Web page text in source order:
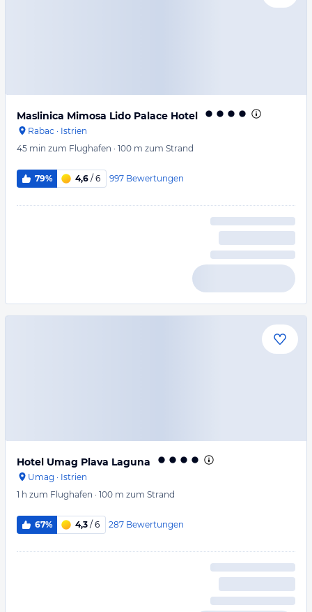
Maslinica Mimosa Lido Palace Hotel
Rabac · Istrien
45 min zum Flughafen · 100 m zum Strand
79% 4,6 / 6 997 Bewertungen
Hotel Umag Plava Laguna
Umag · Istrien
1 h zum Flughafen · 100 m zum Strand
67% 4,3 / 6 287 Bewertungen